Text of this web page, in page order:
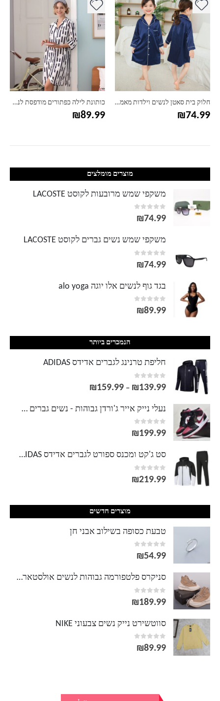
חלוק בית סאטן לנשים וילדות מאמי אנד מי
₪74.99
כותונת לילה כפתורים מודפסת לנשים
₪89.99
מוצרים מומלצים
משקפי שמש מרובעות לקוסט LACOSTE
0
out of 5
₪74.99
משקפי שמש נשים גברים לקוסט LACOSTE
0
out of 5
₪74.99
בגד גוף לנשים אלו יוגה alo yoga
0
out of 5
₪89.99
הנמכרים ביותר
חליפת טרנינג לגברים אדידס ADIDAS
0
out of 5
₪139.99
–
₪159.99
נעלי נייק אייר ג'ורדן גבוהות - נשים גברים NIKE AIR JORDAN
0
out of 5
₪199.99
סט ג'קט ומכנס ספורט לגברים אדידס ADIDAS
0
out of 5
₪219.99
מוצרים חדשים
טבעת כסופה בשילוב אבני חן
0
out of 5
₪54.99
סניקרס פלטפורמה גבוהות לנשים אולסטאר Converse
0
out of 5
₪189.99
סווטשירט נייק נשים צבעוני NIKE
0
out of 5
₪89.99